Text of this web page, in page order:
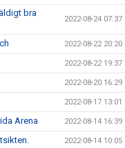
bra
2022-08-24 07:37
2022-08-22 20:20
2022-08-22 19:37
2022-08-20 16:29
2022-08-17 13:01
Arena 2022-08-14 16:39
2022-08-14 10:05